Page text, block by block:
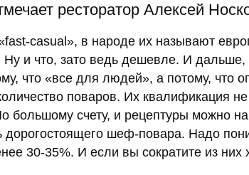
ресторатор Алексей
casual», в народе их называют
и что, зато ведь дешевле. И
что «все для людей», а потому, что
поваров. Их квалификация
счету, и рецептуры можно
дорогостоящего шеф-повара. Надо
30-35%. И если вы сократите из